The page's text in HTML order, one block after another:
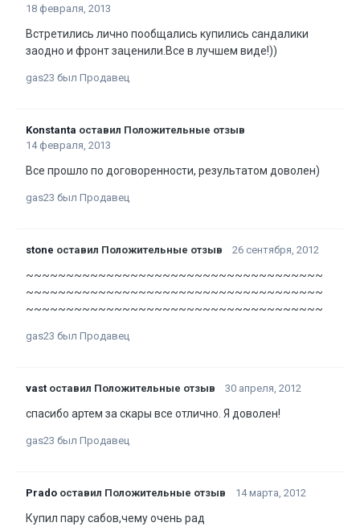
18 февраля, 2013
Встретились лично пообщались купились сандалики
заодно и фронт заценили.Все в лучшем виде!))
gas23 был Продавец
Konstanta оставил Положительные отзыв
14 февраля, 2013
Все прошло по договоренности, результатом доволен)
gas23 был Продавец
stone оставил Положительные отзыв 26 сентября, 2012
~~~~~~~~~~~~~~~~~~~~~~~~~~~~~~~~~~~~~
~~~~~~~~~~~~~~~~~~~~~~~~~~~~~~~~~~~~~
~~~~~~~~~~~~~~~~~~~~~~~~~~~~~~~~~~~~~
gas23 был Продавец
vast оставил Положительные отзыв 30 апреля, 2012
спасибо артем за скары все отлично. Я доволен!
gas23 был Продавец
Prado оставил Положительные отзыв 14 марта, 2012
Купил пару сабов,чему очень рад